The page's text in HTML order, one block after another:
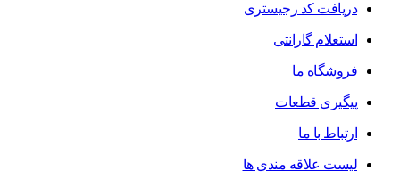
دریافت کد رجیستری
استعلام گارانتی
فروشگاه ما
پیگیری قطعات
ارتباط با ما
لیست علاقه مندی ها